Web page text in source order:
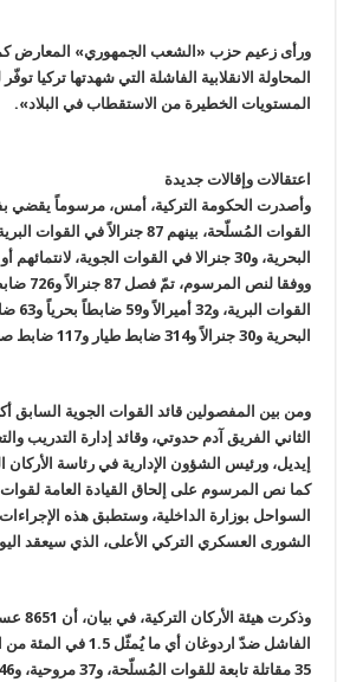
ورأى زعيم حزب «الشعب الجمهوري» المعارض
المحاولة الانقلابية الفاشلة التي شهدتها تركيا
المستويات الخطيرة من الاستقطاب في البلاد».
اعتقالات وإقالات جديدة
البحرية، و30 جنرالا في القوات الجوية، لانتمائهم أو صلتهم بغولن.
البحرية و30 جنرالاً و314 ضابط طيار و117 ضابط صف في القوات الجوية.
ومن بين المفصولين قائد القوات الجوية السابق
الثاني الفريق آدم حدوتي، وقائد إدارة التدريب
إيديل، ورئيس الشؤون الإدارية في رئاسة الأركان
كما نص المرسوم على إلحاق القيادة العامة لقوات
السواحل بوزارة الداخلية، وستطبق هذه
الشورى العسكري التركي الأعلى، الذي سيعقد
وذكرت
الفاشل ضدّ اردوغان أي